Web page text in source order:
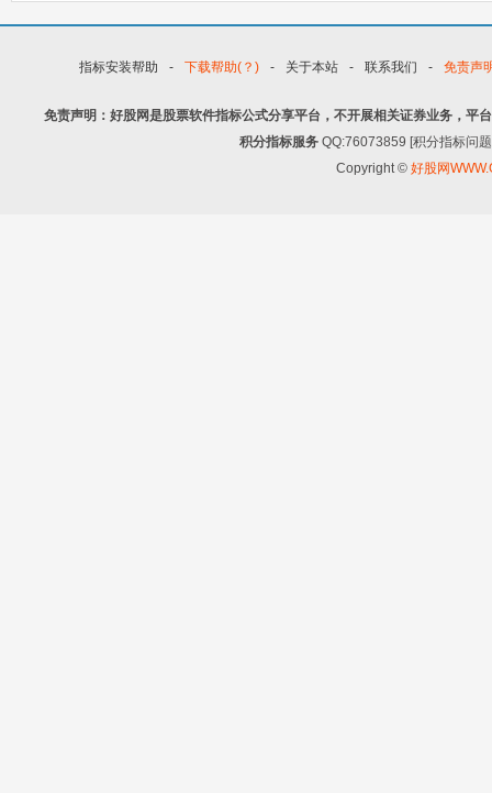
指标安装帮助 - 下载帮助(？) - 关于本站 - 联系我们 - 免责声
免责声明：好股网是股票软件指标公式分享平台，不开展相关证券业务，平
积分指标服务 QQ:76073859 [积分指标问
Copyright © 好股网